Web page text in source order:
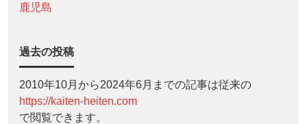
鹿児島
過去の投稿
2010年10月から2024年6月までの記事は従来の
https://kaiten-heiten.com
で閲覧できます。